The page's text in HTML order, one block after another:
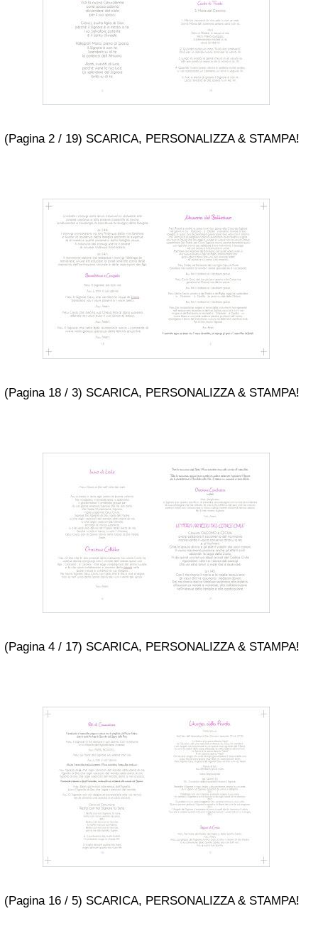
(Pagina 2 / 19) SCARICA, PERSONALIZZA & STAMPA!
(Pagina 18 / 3) SCARICA, PERSONALIZZA & STAMPA!
(Pagina 4 / 17) SCARICA, PERSONALIZZA & STAMPA!
(Pagina 16 / 5) SCARICA, PERSONALIZZA & STAMPA!